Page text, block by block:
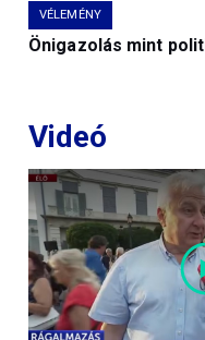
VÉLEMÉNY
Önigazolás mint
Videó